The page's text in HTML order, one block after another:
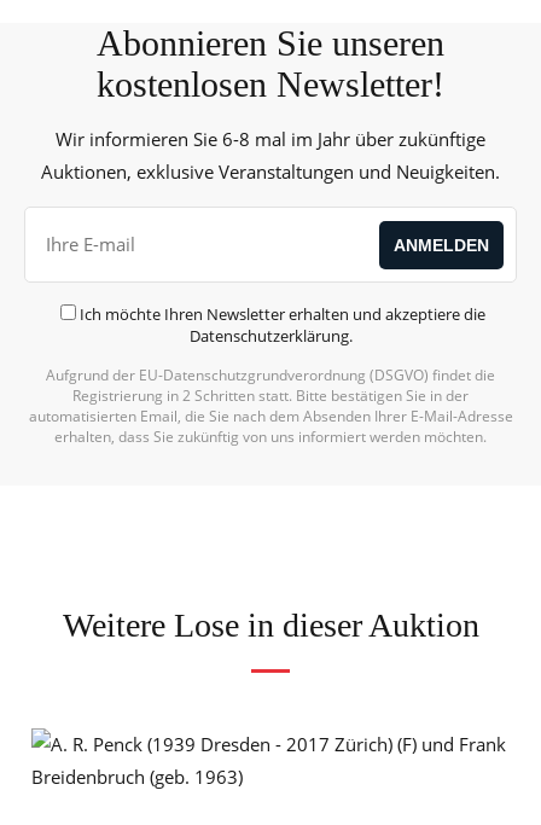
Abonnieren Sie unseren
kostenlosen Newsletter!
Wir informieren Sie 6-8 mal im Jahr über zukünftige
Auktionen, exklusive Veranstaltungen und Neuigkeiten.
Ich möchte Ihren Newsletter erhalten und akzeptiere die
Datenschutzerklärung.
Aufgrund der EU-Datenschutzgrundverordnung (DSGVO) findet die
Registrierung in 2 Schritten statt. Bitte bestätigen Sie in der
automatisierten Email, die Sie nach dem Absenden Ihrer E-Mail-Adresse
erhalten, dass Sie zukünftig von uns informiert werden möchten.
Weitere Lose in dieser Auktion